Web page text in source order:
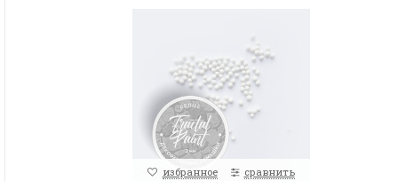
избранное сравнить